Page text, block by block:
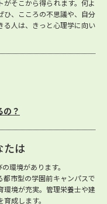
がそこから得られます。何よ
ひ、こころの不思議や、自分
る人は、きっと心理学に向い
？
たは
環境があります。
都市型の学園前キャンパスで
環境が充実。管理栄養士や建
成します。